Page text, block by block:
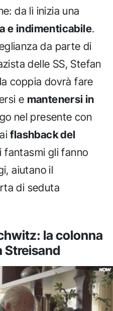
da lì inizia una
e indimenticabile.
da parte di
delle SS, Stefan
coppia dovrà fare
e mantenersi in
nel presente con
flashback del
fantasmi gli fanno
aiutano il
di seduta
la colonna
Streisand